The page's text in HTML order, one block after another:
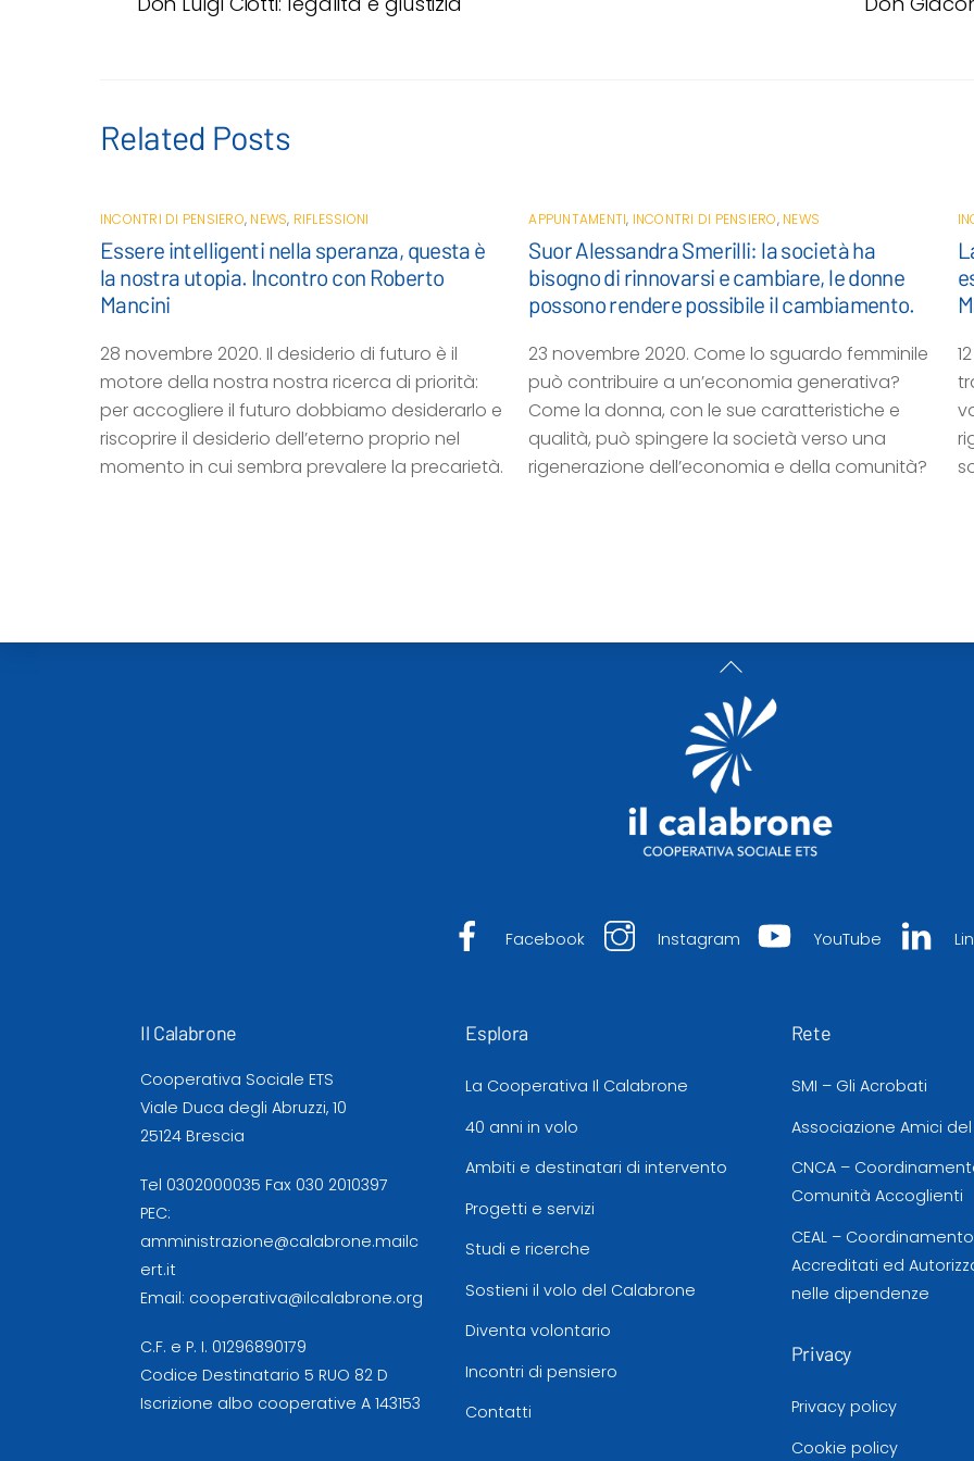
b
t
s
l
Related Posts
INCONTRI DI PENSIERO, NEWS, RIFLESSIONI
Essere intelligenti nella speranza, questa è
la nostra utopia. Incontro con Roberto
Mancini
28 novembre 2020. Il desiderio di futuro è il
motore della nostra nostra ricerca di priorità:
per accogliere il futuro dobbiamo desiderarlo e
riscoprire il desiderio dell’eterno proprio nel
momento in cui sembra prevalere la precarietà.
APPUNTAMENTI, INCONTRI DI PENSIERO, NEWS
Suor Alessandra Smerilli: la società ha
bisogno di rinnovarsi e cambiare, le donne
possono rendere possibile il cambiamento.
23 novembre 2020. Come lo sguardo femminile
può contribuire a un’economia generativa?
Come la donna, con le sue caratteristiche e
qualità, può spingere la società verso una
rigenerazione dell’economia e della comunità?
Back
Top
Facebook Instagram YouTube
Il Calabrone
Cooperativa Sociale ETS
Viale Duca degli Abruzzi, 10
25124 Brescia
Tel 0302000035 Fax 030 2010397
PEC:
amministrazione@calabrone.mailc
ert.it
Email: cooperativa@ilcalabrone.org
C.F. e P. I. 01296890179
Codice Destinatario 5 RUO 82 D
Iscrizione albo cooperative A 143153
Esplora
La Cooperativa Il Calabrone
40 anni in volo
Ambiti e destinatari di intervento
Progetti e servizi
Studi e ricerche
Sostieni il volo del Calabrone
Diventa volontario
Incontri di pensiero
Contatti
Rete
SMI – Gli Acrobati
Associazione Amici
CNCA –
Comunità Accoglienti
CEAL –
Accreditati ed
nelle dipendenze
Privacy
Privacy policy
Cookie policy